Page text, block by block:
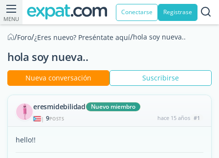
MENU
Conectarse Registrase
/Foro/¿Eres nuevo? Preséntate aquí/hola soy nueva..
hola soy nueva..
Nueva conversación Suscribirse
eresmidebilidad Nuevo miembro
| 9POSTS hace 15 años #1
hello!!